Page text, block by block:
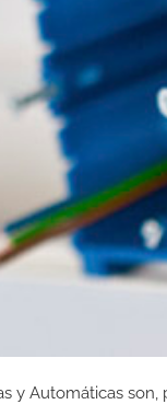
y Automáticas